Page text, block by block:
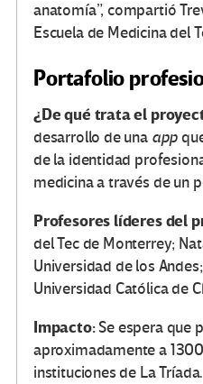
anatomía”, compartió
Escuela de Medicina del
Portafolio
¿De qué trata el
desarrollo de una app
de la identidad
medicina a través de un
Profesores líderes del
del Tec de Monterrey;
Universidad de los
Universidad Católica de
Impacto:Se espera que
aproximadamente a
instituciones de La Tríada.